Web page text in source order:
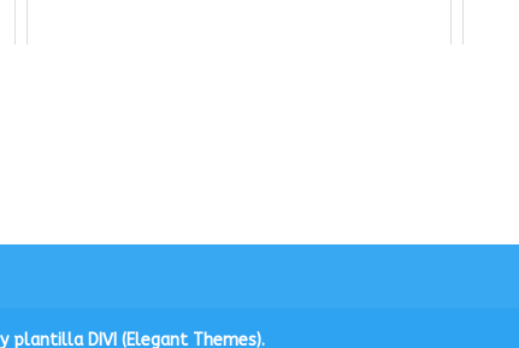
plantilla DIVI (Elegant Themes).